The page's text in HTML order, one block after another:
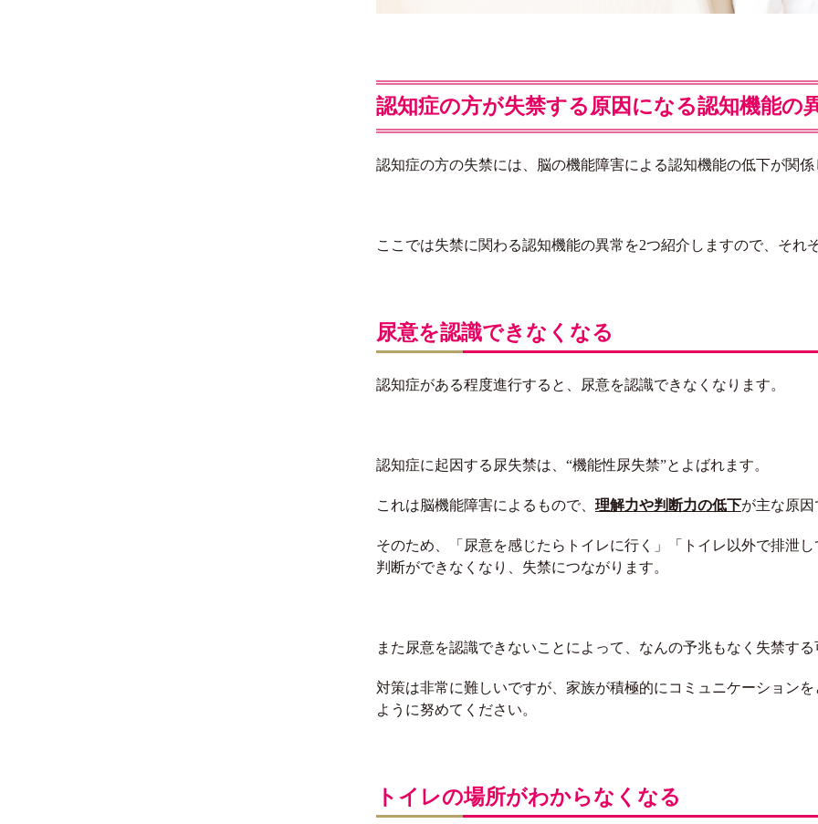
認知症の方が失禁する原因になる認知機能の
認知症の方の失禁には、脳の機能障害による認知機能の低下が関
ここでは失禁に関わる認知機能の異常を2つ紹介しますので、それ
尿意を認識できなくなる
認知症がある程度進行すると、尿意を認識できなくなります。
認知症に起因する尿失禁は、“機能性尿失禁”とよばれます。
これは脳機能障害によるもので、 理解力や判断力の低下が主な原因
そのため、「尿意を感じたらトイレに行く」「トイレ以外で排泄
判断ができなくなり、失禁につながります。
また尿意を認識できないことによって、なんの予兆もなく失禁す
対策は非常に難しいですが、家族が積極的にコミュニケーション
ように努めてください。
トイレの場所がわからなくなる